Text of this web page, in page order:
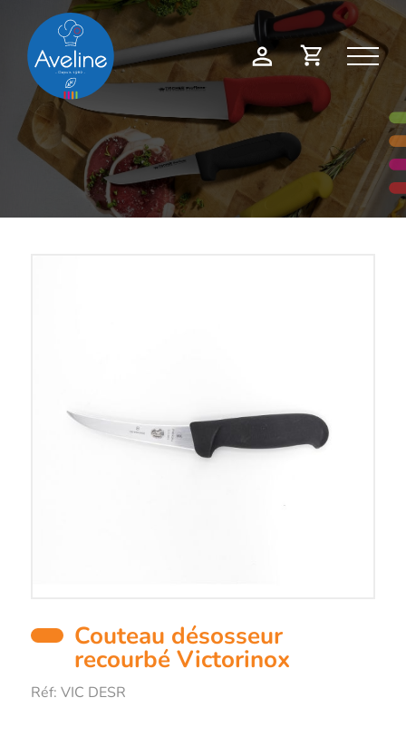
Mon
compte
Demande
devis
Couteau désosseur
recourbé Victorinox
Réf: VIC DESR
Panneau de gestion des cookies